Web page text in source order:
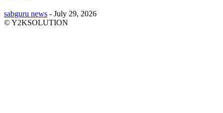
sabguru news - July 29, 2026
© Y2KSOLUTION